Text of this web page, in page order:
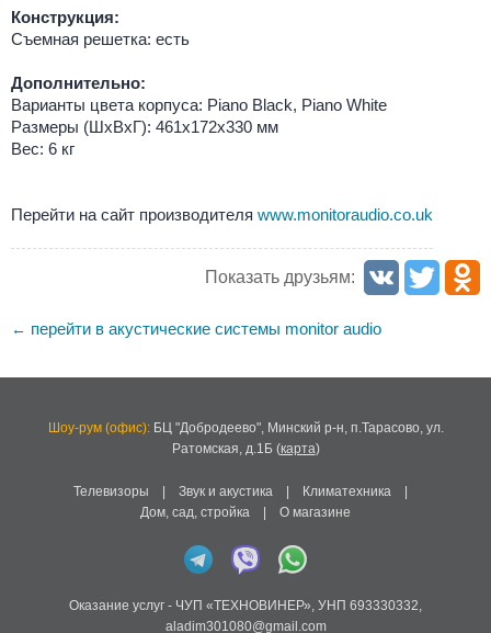
Конструкция:
Съемная решетка: есть
Дополнительно:
Варианты цвета корпуса: Piano Black, Piano White
Размеры (ШхВхГ): 461x172x330 мм
Вес: 6 кг
Перейти на сайт производителя www.monitoraudio.co.uk
Показать друзьям:
← перейти в акустические системы monitor audio
Шоу-рум (офис):БЦ "Добродеево", Минский р-н, п.Тарасово, ул.
Ратомская, д.1Б(карта)
Телевизоры | Звук и акустика | Климатехника |
Дом, сад, стройка | О магазине
Оказание услуг - ЧУП «ТЕХНОВИНЕР», УНП 693330332,
aladim301080@gmail.com